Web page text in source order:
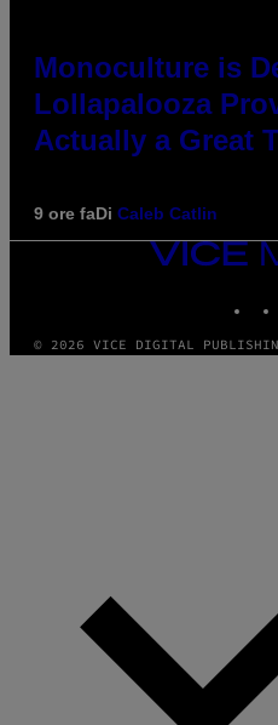
Monoculture is
Lollapalooza
Actually a Great
9 ore faDi Caleb Catlin
VICE
MEDIA
© 2026 VICE DIGITAL